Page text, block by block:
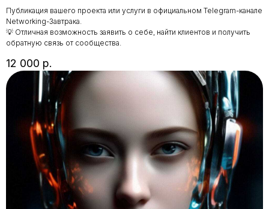
Публикация вашего проекта или услуги в официальном Telegram-канале
Networking-Завтрака.
💡 Отличная возможность заявить о себе, найти клиентов и получить
обратную связь от сообщества.
12 000 р.